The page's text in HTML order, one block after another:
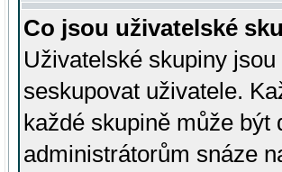
Co jsou uživatelské
Uživatelské skupiny
seskupovat uživatele.
každé skupině může
administrátorům snáze